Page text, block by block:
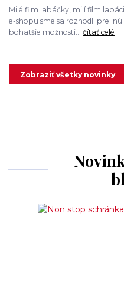
Milé film labáčky, milí film
e-shopu sme sa rozhodli pre
bohatšie možnosti... čítať celé
Zobraziť všetky novinky